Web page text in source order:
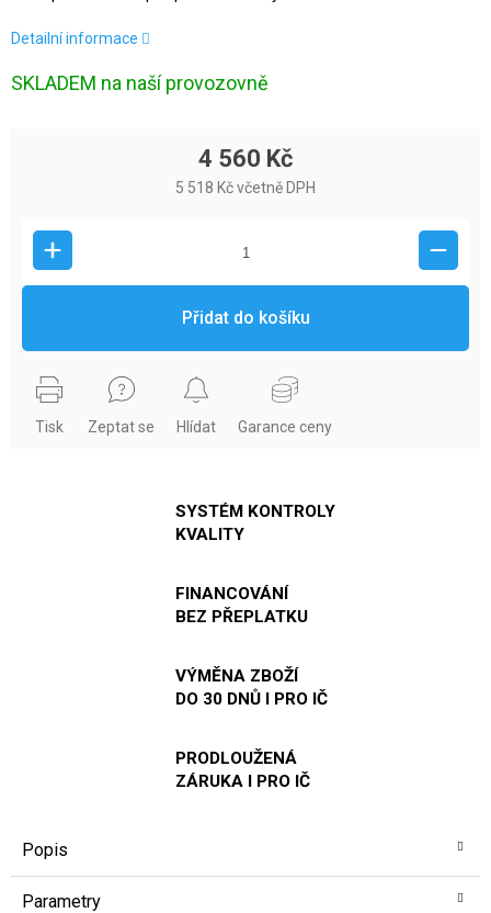
Detailní informace
SKLADEM na naší provozovně
4 560 Kč
5 518 Kč včetně DPH
Přidat do košíku
Tisk Zeptat se Hlídat Garance ceny
SYSTÉM KONTROLY
KVALITY
FINANCOVÁNÍ
BEZ PŘEPLATKU
VÝMĚNA ZBOŽÍ
DO 30 DNŮ I PRO IČ
PRODLOUŽENÁ
ZÁRUKA I PRO IČ
Popis
Parametry